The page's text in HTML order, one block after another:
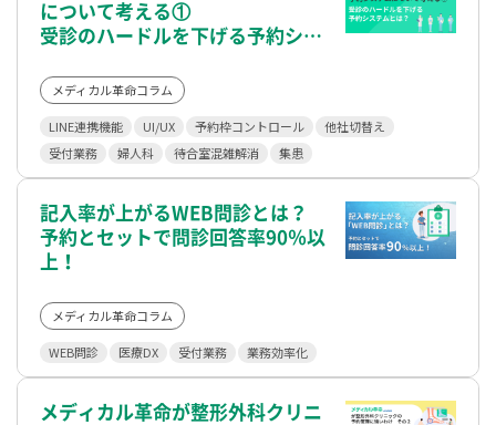
について考える①
受診のハードルを下げる予約シス
メディカル革命コラム
LINE連携機能 UI/UX 予約枠コントロール
他社切替え
受付業務
婦人科 待合室混雑解消 集患
記入率が上がるWEB問診とは？
予約とセットで問診回答率90％以
上！
メディカル革命コラム
WEB問診 医療DX 受付業務 業務効率化
メディカル革命が整形外科クリニ